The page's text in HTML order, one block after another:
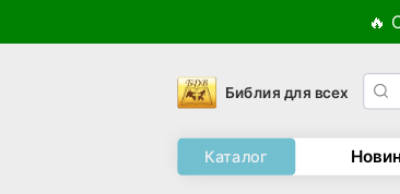
🔥
Библия для всех
Каталог